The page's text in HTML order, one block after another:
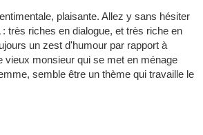
plaisante. Allez y sans hésiter
très riches en dialogue, et très riche en
un zest d'humour par rapport à
vieux monsieur qui se met en ménage
semble être un thème qui travaille le